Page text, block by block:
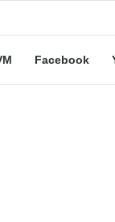
Trick oder
Facebook